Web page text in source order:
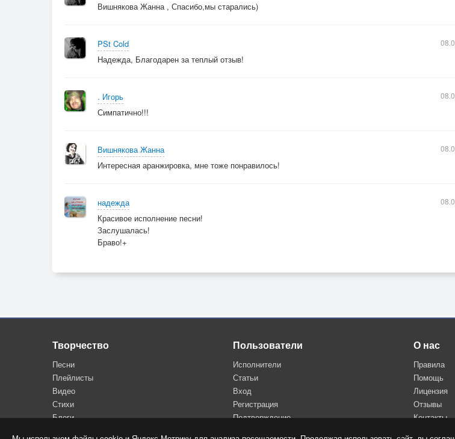
Вишнякова Жанна , Спасибо,мы старались)
PSt Cold
Надежда, Благодарен за теплый отзыв!
. Игорь
Симпатично!!!
Вишнякова Жанна
Интересная аранжировка, мне тоже понравилось!
надежда
Красивое исполнение песни!
Заслушалась!
Браво!+
Творчество
Песни
Плейлисты
Видео
Стихи
Блоги
Пользователи
Исполнители
Статьи
Вход
Регистрация
Подтверждение
О нас
Правила
Помощь
Лицензия
Отзывы
Контакты